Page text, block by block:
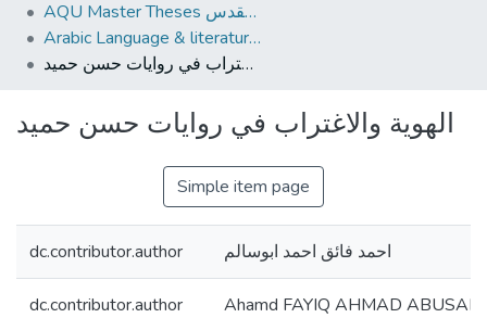
AQU Master Theses الرسائل الجامعية الخاصة بجامعة القدس
Arabic Language & literature اللغة العربية وآدابها
الهوية والاغتراب في روايات حسن حميد
الهوية والاغتراب في روايات حسن حميد
Simple item page
dc.contributor.author احمد فائق احمد ابوسالم
dc.contributor.author Ahamd FAYIQ AHMAD